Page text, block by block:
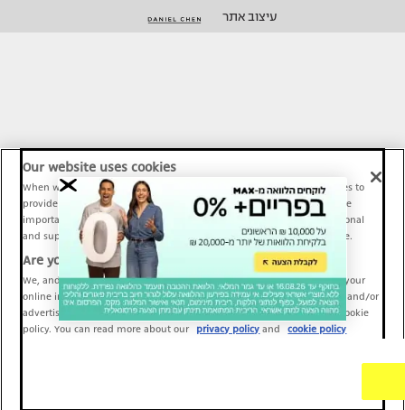
עיצוב אתר
Our website uses cookies
When we provide Maariv, TMI and Sport1 content online, we use cookies to
provide social media features and to analyze our traffic. These tools are
important and necessary for our website functionality. Others are optional
and support Maariv, TMI and Sport1 activity and your online experience.
Are you happy to accept cookies?
We, and our partners, use information about your use of our site and your
online interactions to improve our services and to personalize content and/or
advertising for you. You can read more about our privacy policy and cookie
policy. You can read more about our
privacy policy and cookie policy